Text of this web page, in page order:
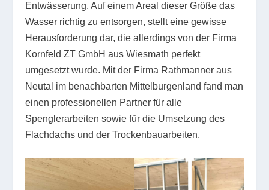
Entwässerung. Auf einem Areal dieser Größe das
Wasser richtig zu entsorgen, stellt eine gewisse
Herausforderung dar, die allerdings von der Firma
Kornfeld ZT GmbH aus Wiesmath perfekt
umgesetzt wurde. Mit der Firma Rathmanner aus
Neutal im benachbarten Mittelburgenland fand man
einen professionellen Partner für alle
Spenglerarbeiten sowie für die Umsetzung des
Flachdachs und der Trockenbauarbeiten.